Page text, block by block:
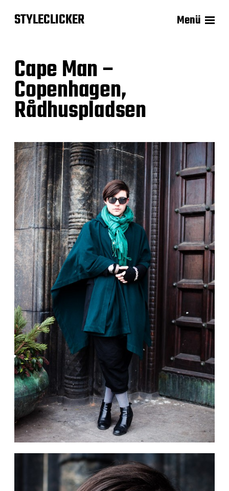
STYLECLICKER Menü
Cape Man –
Copenhagen,
Rådhuspladsen